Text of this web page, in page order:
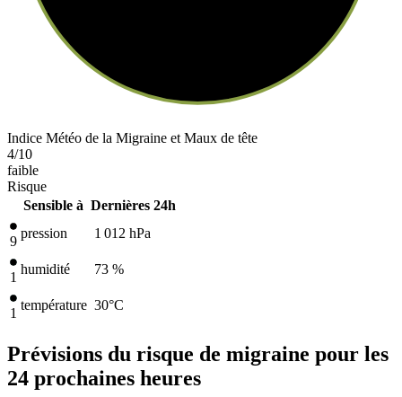
Indice Météo de la Migraine et Maux de tête
4/10
faible
Risque
Sensible à Dernières 24h
9
pression 1 012 hPa
1
humidité 73 %
1
température 30°C
Prévisions du risque de migraine pour les
24 prochaines heures